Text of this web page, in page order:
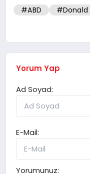
#ABD #Donald
Yorum Yap
Ad Soyad:
E-Mail:
Yorumunuz: